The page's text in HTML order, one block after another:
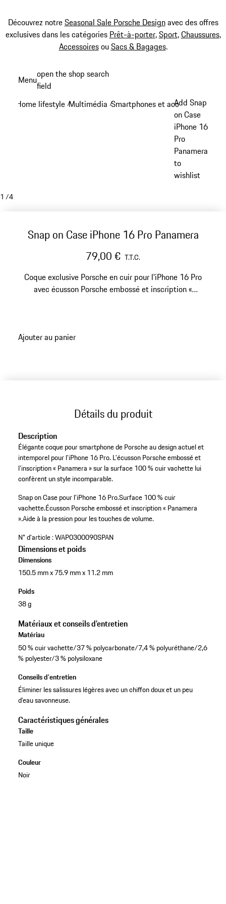
Découvrez notreSeasonal Sale Porsche Designavec des offres
exclusives dans les catégories Prêt-à-porter,Sport,Chaussures,
AccessoiresouSacs & Bagages.
principal
Menuopen the shop search
field
Home lifestyle /Multimédia /Smartphones et accessoires
Add Snap
on Case
iPhone 16
Pro
Panamera
to
wishlist
1 /4
Snap on Case iPhone 16 Pro Panamera
79,00 € T.T.C.
Coque exclusive Porsche en cuir pour l'iPhone 16 Pro
avec écusson Porsche embossé et inscription «
Ajouter au panier
Détails du produit
Description
Élégante coque pour smartphone de Porsche au design actuel et
intemporel pour l'iPhone 16 Pro. L'écusson Porsche embossé et
l'inscription « Panamera » sur la surface 100 % cuir vachette lui
confèrent un style incomparable.
Snap on Case pour l'iPhone 16 Pro.Surface 100 % cuir
vachette.Écusson Porsche embossé et inscription « Panamera
».Aide à la pression pour les touches de volume.
N° d'article :WAP0300090SPAN
Dimensions et poids
Dimensions
150.5 mm x 75.9 mm x 11.2 mm
Poids
38 g
Matériaux et conseils d'entretien
Matériau
50 % cuir vachette/37 % polycarbonate/7,4 % polyuréthane/2,6
% polyester/3 % polysiloxane
Conseils d'entretien
Éliminer les salissures légères avec un chiffon doux et un peu
d’eau savonneuse.
Caractéristiques générales
Taille
Taille unique
Couleur
Noir